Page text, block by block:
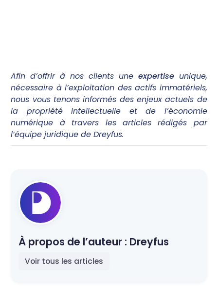
Afin d’offrir à nos clients une expertiseunique,
nécessaire à l’exploitation des actifs immatériels,
nous vous tenons informés des enjeux actuels de
la propriété intellectuelle et de l’économie
numérique à travers les articles rédigés par
l’équipe juridique de Dreyfus.
À propos de l’auteur : Dreyfus
Voir tous les articles